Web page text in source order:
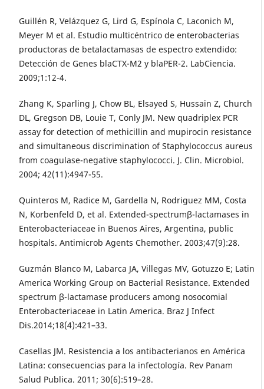
Guillén R, Velázquez G, Lird G, Espínola C, Laconich M,
Meyer M et al. Estudio multicéntrico de enterobacterias
productoras de betalactamasas de espectro extendido:
Detección de Genes blaCTX-M2 y blaPER-2. LabCiencia.
2009;1:12-4.
Zhang K, Sparling J, Chow BL, Elsayed S, Hussain Z, Church
DL, Gregson DB, Louie T, Conly JM. New quadriplex PCR
assay for detection of methicillin and mupirocin resistance
and simultaneous discrimination of Staphylococcus aureus
from coagulase-negative staphylococci. J. Clin. Microbiol.
2004; 42(11):4947-55.
Quinteros M, Radice M, Gardella N, Rodriguez MM, Costa
N, Korbenfeld D, et al. Extended-spectrumβ-lactamases in
Enterobacteriaceae in Buenos Aires, Argentina, public
hospitals. Antimicrob Agents Chemother. 2003;47(9):28.
Guzmán Blanco M, Labarca JA, Villegas MV, Gotuzzo E; Latin
America Working Group on Bacterial Resistance. Extended
spectrum β-lactamase producers among nosocomial
Enterobacteriaceae in Latin America. Braz J Infect
Dis.2014;18(4):421–33.
Casellas JM. Resistencia a los antibacterianos en América
Latina: consecuencias para la infectología. Rev Panam
Salud Publica. 2011; 30(6):519–28.